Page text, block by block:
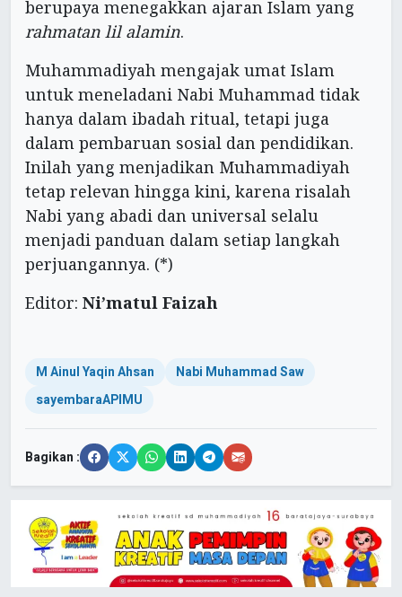
berupaya menegakkan ajaran Islam yang
rahmatan lil alamin.
Muhammadiyah mengajak umat Islam
untuk meneladani Nabi Muhammad tidak
hanya dalam ibadah ritual, tetapi juga
dalam pembaruan sosial dan pendidikan.
Inilah yang menjadikan Muhammadiyah
tetap relevan hingga kini, karena risalah
Nabi yang abadi dan universal selalu
menjadi panduan dalam setiap langkah
perjuangannya. (*)
Editor: Ni’matul Faizah
M Ainul Yaqin Ahsan
Nabi Muhammad Saw
sayembaraAPIMU
Bagikan :